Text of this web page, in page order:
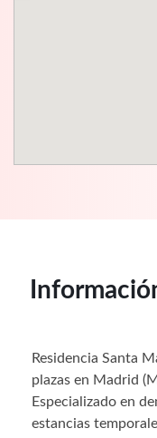
Residencia Santa
plazas en Madrid
Especializado en
estancias